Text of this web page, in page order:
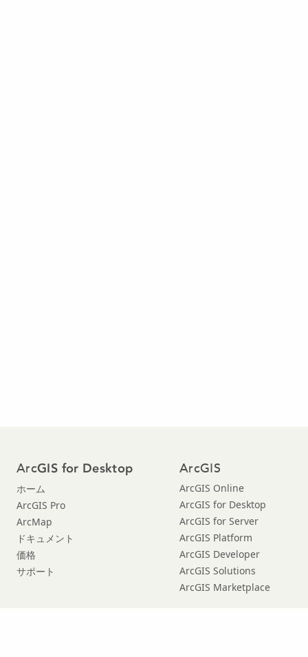
ArcGIS for Desktop
ホーム
ArcGIS Pro
ArcMap
ドキュメント
価格
サポート
ArcGIS
ArcGIS Online
ArcGIS for Desktop
ArcGIS for Server
ArcGIS Platform
ArcGIS Developer
ArcGIS Solutions
ArcGIS Marketplace